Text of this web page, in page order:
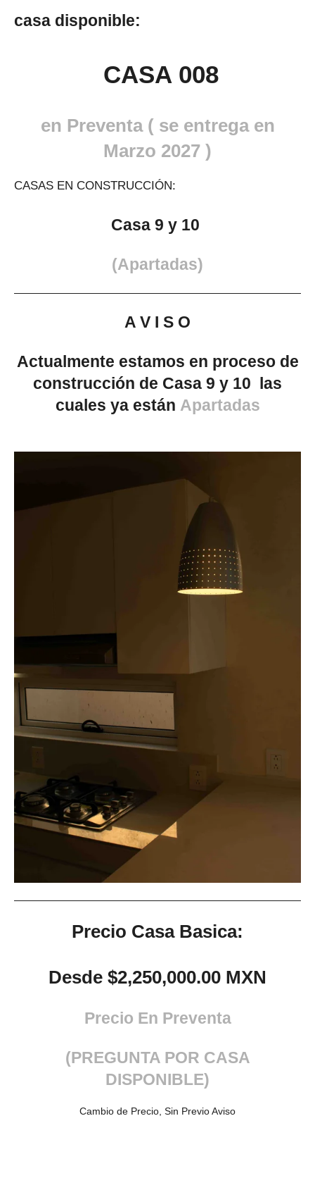
casa disponible:
CASA 008
en Preventa ( se entrega en
Marzo 2027 )
CASAS EN CONSTRUCCIÓN:
Casa 9 y 10
(Apartadas)
A V I S O
Actualmente estamos en proceso de
construcción de Casa 9 y 10 las
cuales ya están Apartadas
Precio Casa Basica:
Desde $2,250,000.00 MXN
Precio En Preventa
(PREGUNTA POR CASA
DISPONIBLE)
Cambio de Precio, Sin Previo Aviso